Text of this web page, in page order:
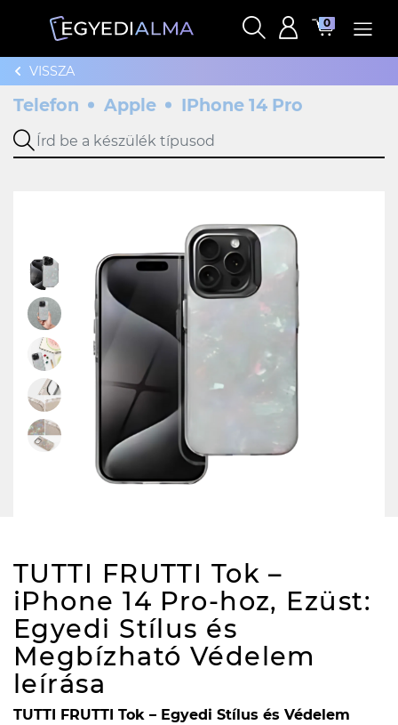
0
VISSZA
Telefon Apple IPhone 14 Pro
TUTTI FRUTTI Tok –
iPhone 14 Pro-hoz, Ezüst:
Egyedi Stílus és
Megbízható Védelem
leírása
TUTTI FRUTTI Tok – Egyedi Stílus és Védelem